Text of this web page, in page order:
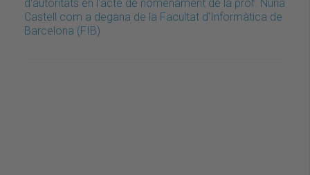
d'autoritats en l'acte de nomenament de la prof. Núria
Castell com a degana de la Facultat d'Informàtica de
Barcelona (FIB)